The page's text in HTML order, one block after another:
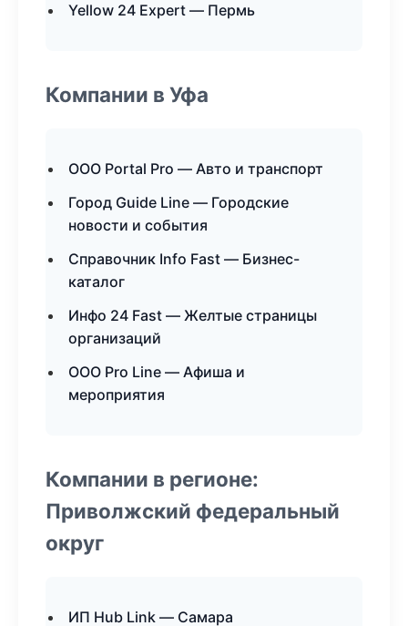
Yellow 24 Expert — Пермь
Компании в Уфа
ООО Portal Pro — Авто и транспорт
Город Guide Line — Городские
новости и события
Справочник Info Fast — Бизнес-
каталог
Инфо 24 Fast — Желтые страницы
организаций
ООО Pro Line — Афиша и
мероприятия
Компании в регионе:
Приволжский федеральный
округ
ИП Hub Link — Самара